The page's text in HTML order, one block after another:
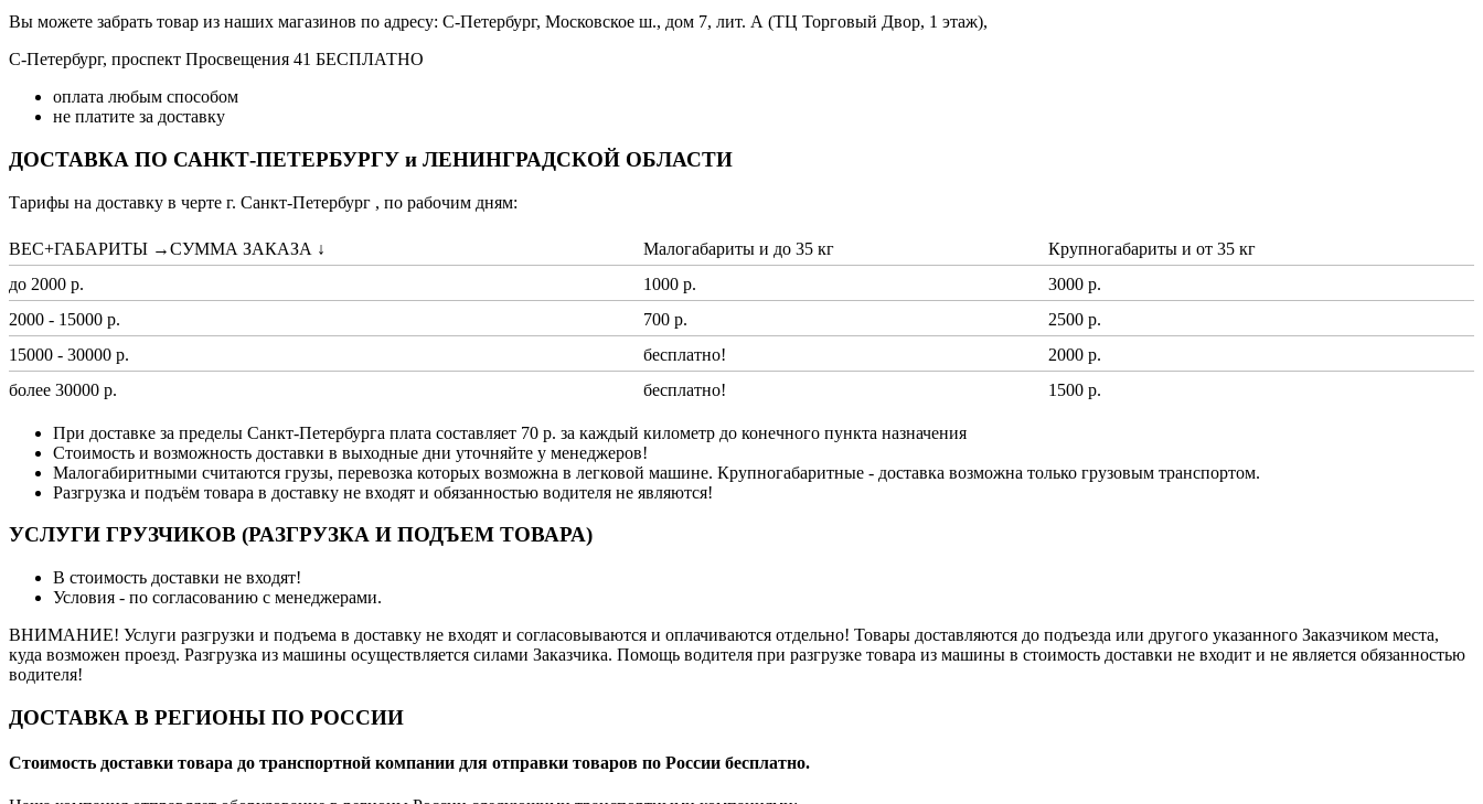
Вы можете забрать товар из наших магазинов по адресу: С-Петербург, Московское ш., дом 7, лит. А (ТЦ Торговый Двор, 1 этаж),
С-Петербург, проспект Просвещения 41 БЕСПЛАТНО
оплата любым способом
не платите за доставку
ДОСТАВКА ПО САНКТ-ПЕТЕРБУРГУ и ЛЕНИНГРАДСКОЙ ОБЛАСТИ
Тарифы на доставку в черте г. Санкт-Петербург , по рабочим дням:
ВЕС+ГАБАРИТЫ →СУММА ЗАКАЗА ↓ Малогабариты и до 35 кг
Крупногабариты и от 35 кг
до 2000 р.
1000 р.
3000 р.
2000 - 15000 р.
700 р.
2500 р.
15000 - 30000 р.
бесплатно!
2000 р.
более 30000 р.
бесплатно! 1500 р.
При доставке за пределы Санкт-Петербурга плата составляет 70 р. за каждый километр до конечного пункта назначения
Стоимость и возможность доставки в выходные дни уточняйте у менеджеров!
Малогабиритными считаются грузы, перевозка которых возможна в легковой машине. Крупногабаритные - доставка возможна только грузовым транспортом.
Разгрузка и подъём товара в доставку не входят и обязанностью водителя не являются!
УСЛУГИ ГРУЗЧИКОВ (РАЗГРУЗКА И ПОДЪЕМ ТОВАРА)
В стоимость доставки не входят!
Условия - по согласованию с менеджерами.
ВНИМАНИЕ! Услуги разгрузки и подъема в доставку не входят и согласовываются и оплачиваются отдельно! Товары доставляются до подъезда или другого указанного Заказчиком места,
куда возможен проезд. Разгрузка из машины осуществляется силами Заказчика. Помощь водителя при разгрузке товара из машины в стоимость доставки не входит и не является обязанностью
водителя!
ДОСТАВКА В РЕГИОНЫ ПО РОССИИ
Стоимость доставки товара до транспортной компании для отправки товаров по России бесплатно.